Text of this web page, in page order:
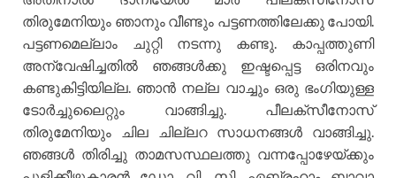
തിരുമേനിയും ഞാനും വീണ്ടും പട്ടണത്തിലേക്കു പോയി.
പട്ടണമെല്ലാം ചുറ്റി നടന്നു കണ്ടു. കാപ്പത്തുണി
അന്വേഷിച്ചതില്‍ ഞങ്ങള്‍ക്കു ഇഷ്ടപ്പെട്ട ഒരിനവും
കണ്ടുകിട്ടിയില്ല. ഞാന്‍ നല്ല വാച്ചും ഒരു ഭംഗിയുള്ള
ടോര്‍ച്ചുലൈറ്റും വാങ്ങിച്ചു. പീലക്സീനോസ്
തിരുമേനിയും ചില ചില്ലറ സാധനങ്ങള്‍ വാങ്ങിച്ചു.
ഞങ്ങള്‍ തിരിച്ചു താമസസ്ഥലത്തു വന്നപ്പോഴേയ്ക്കും